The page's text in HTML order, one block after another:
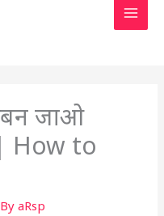
जाओ
How to
aRsp